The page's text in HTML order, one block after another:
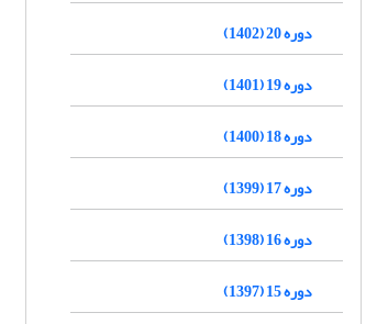
دوره 20 (1402)
دوره 19 (1401)
دوره 18 (1400)
دوره 17 (1399)
دوره 16 (1398)
دوره 15 (1397)